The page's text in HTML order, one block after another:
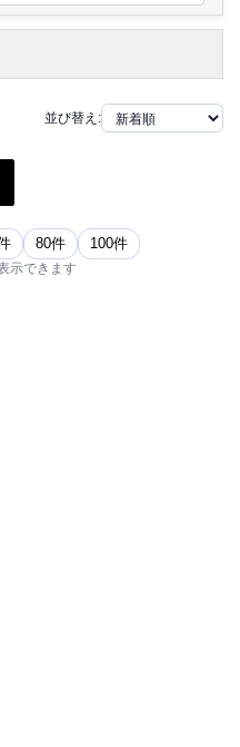
並び替え:
80件 100件
示できます